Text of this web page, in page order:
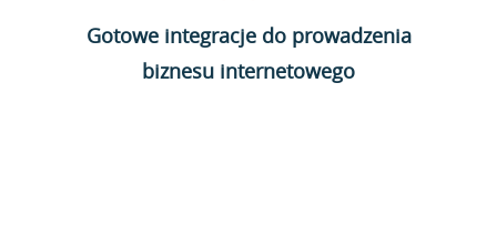
Gotowe integracje do prowadzenia
biznesu internetowego